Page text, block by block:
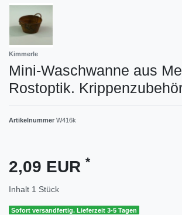
Kimmerle
Mini-Waschwanne aus
Rostoptik.
Artikelnummer W416k
2,09 EUR *
Inhalt 1 Stück
Sofort versandfertig. Lieferzeit 3-5 Tagen